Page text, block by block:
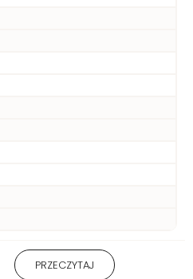
1) Produkt wyłącznie do użytku
zewnętrznego. 2 ) Stosować
PRZECZYTAJ